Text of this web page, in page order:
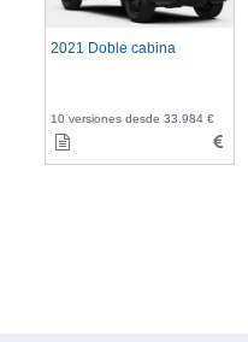
2021 Doble cabina
10 versiones desde 33.984 €